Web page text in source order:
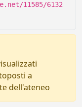
11585/6132
a
dell'ateneo